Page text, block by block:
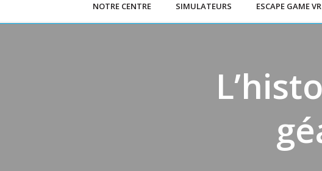
NOTRE CENTRE SIMULATEURS ESCAPE GAME VR